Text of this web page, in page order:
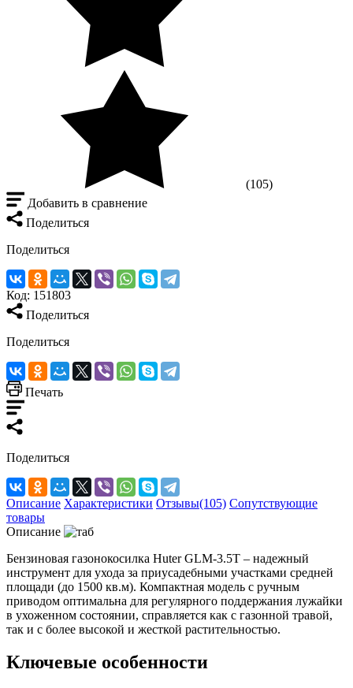
(105)
Добавить в сравнение
Поделиться
Поделиться
Код: 151803
Поделиться
Поделиться
Печать
Поделиться
Описание Характеристики Отзывы(105) Сопутствующие
товары
Описание
Бензиновая газонокосилка Huter GLM-3.5T – надежный
инструмент для ухода за приусадебными участками средней
площади (до 1500 кв.м). Компактная модель с ручным
приводом оптимальна для регулярного поддержания лужайки
в ухоженном состоянии, справляется как с газонной травой,
так и с более высокой и жесткой растительностью.
Ключевые особенности